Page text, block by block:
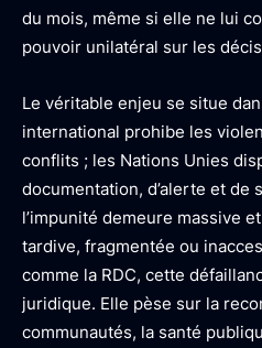
du mois, même si elle ne lui
pouvoir unilatéral sur les
Le véritable enjeu se situe
international prohibe les
conflits ; les Nations Unies
documentation, d’alerte et de
l’impunité demeure massive
tardive, fragmentée ou
comme la RDC, cette
juridique. Elle pèse sur la
communautés, la santé